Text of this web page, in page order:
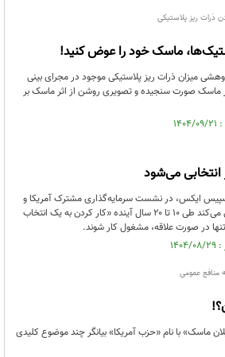
ذرات ریز پلاستیکی
ماسک خود را عوض کنید!
میزان ذرات ریز پلاستیکی موجود در مجرای بینی
ماسک صورت سنجیده و تصویری روشن از اثر ماسک بر
ايکس، در نشست سرمايه‌گذاری مشترک آمريکا و
عربستان سعودی گفت پيش‌بينی می‌کند طی ۱۰ تا ۲۰ سال آينده «کار کردن به يک انتخاب
در صورت علاقه، مشغول کار شوند.
منافع عمومی
ماسک» با نام «حزب آمریکا» بیانگر چند موضوع کلیدی